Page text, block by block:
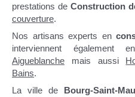
prestations de Construction
couverture.
Nos artisans experts en
interviennent également
Aigueblanche mais aussi
Bains.
La ville de Bourg-Saint-